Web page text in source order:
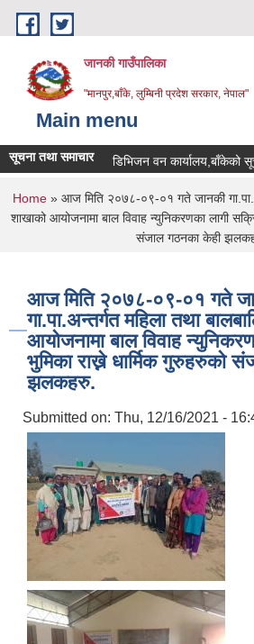
Skip to main content
जानकी गाउँपालिका
"मानपुर,बाँके, लुम्बिनी प्रदेश सरकार, नेपाल"
Main menu
सूचना तथा समाचारडिभिजन वन कार्यालय,बाँकेको सूचना.
You are here
Home » आज मिति २०७८-०९-०१ गते जानकी
शाखाको आयोजनामा बाल विवाह न्युनिकरणका लागी
संजाल गठनका केही
आज मिति २०७८-०९-०१ गते
गा.पा.अन्तर्गत महिला तथा
आयोजनामा बाल विवाह
भुमिका राख्ने धार्मिक गुरुहरुको
झलकहरु.
Submitted on: Thu, 12/16/2021 -